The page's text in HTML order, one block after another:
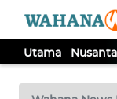
Utama
TV
Tutup